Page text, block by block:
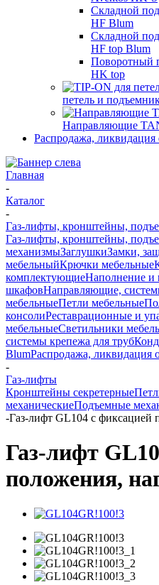
Складной
HF Blum
Складной
HF top Blum
Поворотный
HK top
петель и
Направляющие
Распродажа, ликвидация
Главная
-
Каталог
-
Газ-лифты, кронштейны,
Газ-лифты, кронштейны,
механизмыЗаглушкиЗамки,
мебельныйКрючки мебельные
комплектующиеНаполнение и
шкафовНаправляющие,
мебельныеПетли мебельные
консолиРеставрационные и
мебельныеСветильники
системы крепежа для труб
BlumРаспродажа, ликвидация
-
Газ-лифты
Кронштейны секретерные
механическиеПодъемные
-Газ-лифт GL104 с фиксацией
Газ-лифт
положения,